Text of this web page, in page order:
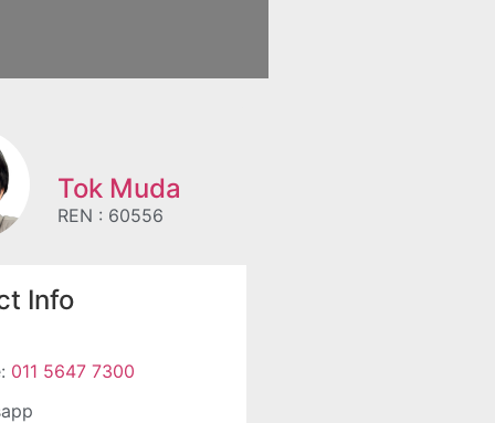
Tok Muda
REN : 60556
Info
011 5647 7300